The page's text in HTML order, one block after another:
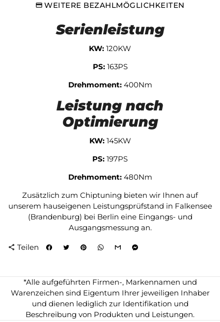
WEITERE BEZAHLMÖGLICHKEITEN
Serienleistung
KW: 120KW
PS: 163PS
Drehmoment: 400Nm
Leistung nach
Optimierung
KW: 145KW
PS: 197PS
Drehmoment: 480Nm
Zusätzlich zum Chiptuning bieten wir Ihnen auf
unserem hauseigenen Leistungsprüfstand in Falkensee
(Brandenburg) bei Berlin eine Eingangs- und
Ausgangsmessung an.
share Teilen
*Alle aufgeführten Firmen-, Markennamen und
Warenzeichen sind Eigentum Ihrer jeweiligen Inhaber
und dienen lediglich zur Identifikation und
Beschreibung von Produkten und Leistungen.